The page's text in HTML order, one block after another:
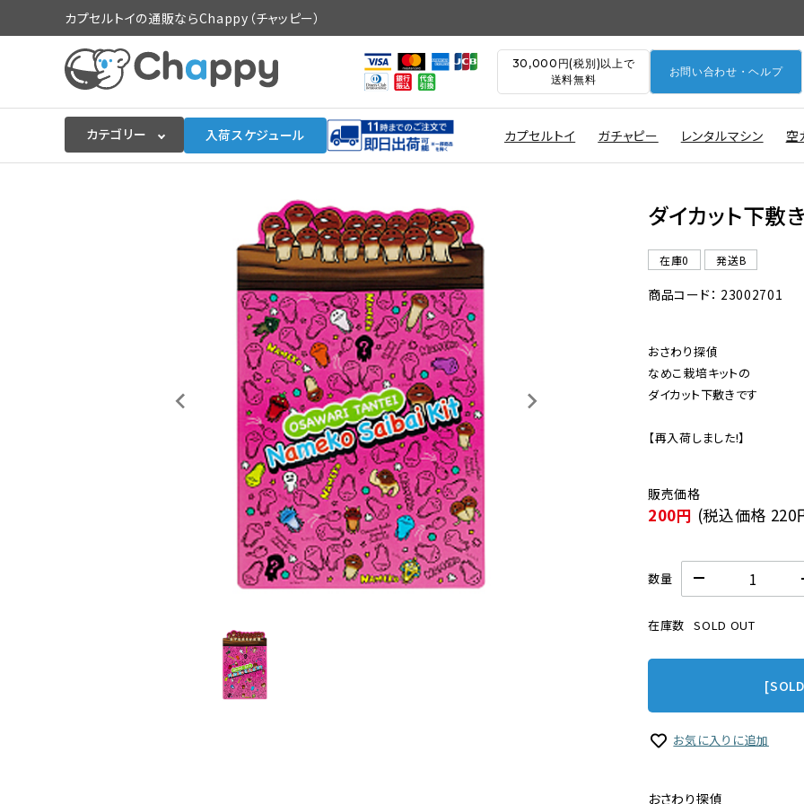
カプセルトイの通販ならChappy（チャッピー）
30,000円(税別)以上で
送料無料
お問い合わせ・ヘルプ
カテゴリー 入荷スケジュール カプセルトイ ガチャピー レンタルマシン 空
入荷スケジュールをチェック
ダイカット下
在庫0 発送B
商品コード： 23002701
おさわり探偵
なめこ栽培キットの
ダイカット下敷きです
【再入荷しました!】
200円 (税込価格 220
数量
在庫数 SOLD OUT
お気に入りに追加
おさわり探偵